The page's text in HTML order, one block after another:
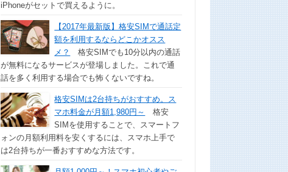
iPhoneがセットで買えるように。
【2017年最新版】格安SIMで通話定
額を利用するならどこかオスス
メ？
格安SIMでも10分以内の通話
が無料になるサービスが登場しました。これで通
話を多く利用する場合でも怖くないですね。
格安SIMは2台持ちがおすすめ。ス
マホ料金が月額1,980円～
格安
SIMを使用することで、スマートフ
ォンの月額利用料を安くするには、スマホ上手で
は2台持ちが一番おすすめな方法です。